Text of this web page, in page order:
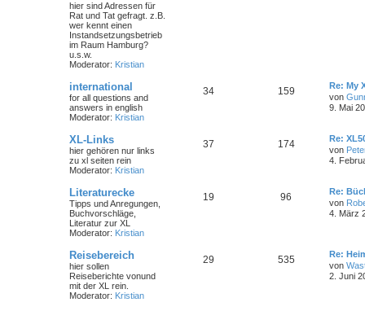
hier sind Adressen für
Rat und Tat gefragt. z.B.
wer kennt einen
Instandsetzungsbetrieb
im Raum Hamburg?
u.s.w.
Moderator: Kristian
international
for all questions and
answers in english
Moderator: Kristian
34 159
Re: My
von
9. Mai
XL-Links
hier gehören nur links
zu xl seiten rein
Moderator: Kristian
37 174
Re:
von
4.
Literaturecke
Tipps und Anregungen,
Buchvorschläge,
Literatur zur XL
Moderator: Kristian
19 96
Re:
von
4. März
Reisebereich
hier sollen
Reiseberichte vonund
mit der XL rein.
Moderator: Kristian
29 535
Re:
von
2. Juni